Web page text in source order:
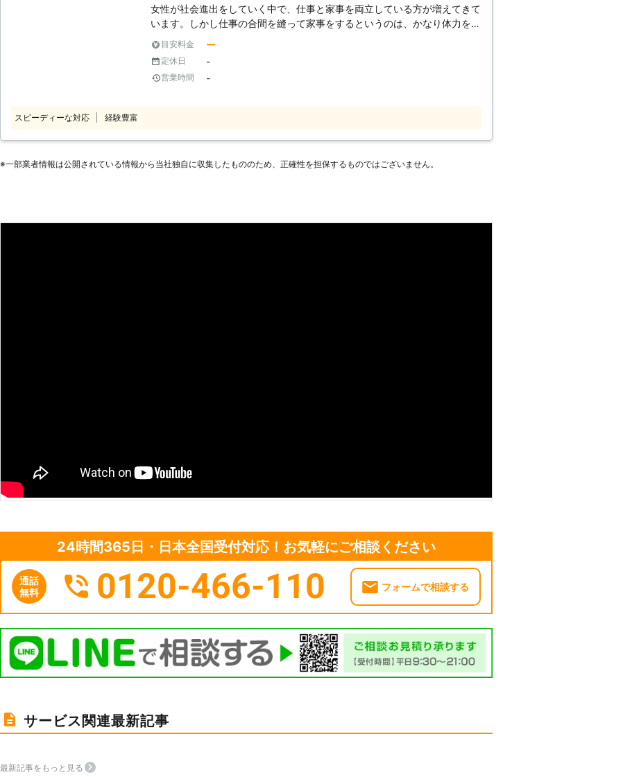
女性が社会進出をしていく中で、仕事と家事を両立している方が増えてきて
います。しかし仕事の合間を縫って家事をするというのは、かなり体力を消
耗してしまうでしょう。いつの間にか自分の時間が取れずに、リフレッシュ
ができないという状況になりがちです。 毎日が忙しくて、自分の時間が取
れないというお客様は「株式会社OneTwo」にご相談ください。お客様の家
事を責任もって代行いたします。 ●幅広い代行サービスに対応可能！家の
呂などの水回りは頻繁に使うので、カビや水垢などの汚れが溜まってしまい
てご依頼いただけたらと思います。 ●依頼をされたことに感謝を込めた作
が悪く、失礼な態度を取る人だったらどうでしょうか。お客様はきっと不快
目安料金 ー
定休日 -
営業時間 -
スピーディーな対応 経験豊富
※⼀部業者情報は公開されている情報から当社独⾃に収集したもののため、正確性を担保するものではございません。
24時間365日・日本全国受付対応！お気軽にご相談ください
通話
無料
0120-466-110 フォームで相談する
サービス関連最新記事
最新記事をもっと見る